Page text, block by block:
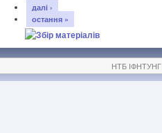
далі ›
остання »
НТБ ІФНТУНГ